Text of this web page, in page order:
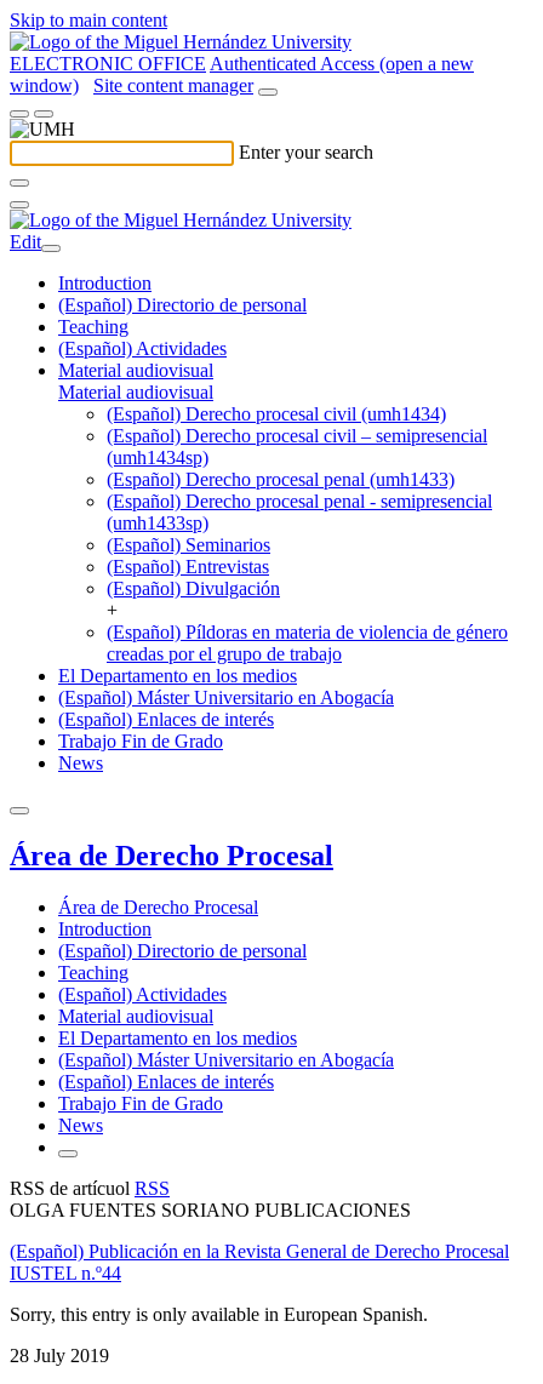
Skip to main content
ELECTRONIC OFFICE Authenticated Access (open a new
window)
Site content manager
Enter your search
Edit
Introduction
(Español) Directorio de personal
Teaching
(Español) Actividades
Material audiovisual
Material audiovisual
(Español) Derecho procesal civil (umh1434)
(Español) Derecho procesal civil – semipresencial
(umh1434sp)
(Español) Derecho procesal penal (umh1433)
(Español) Derecho procesal penal - semipresencial
(umh1433sp)
(Español) Seminarios
(Español) Entrevistas
(Español) Divulgación
+
(Español) Píldoras en materia de violencia de género
creadas por el grupo de trabajo
El Departamento en los medios
(Español) Máster Universitario en Abogacía
(Español) Enlaces de interés
Trabajo Fin de Grado
News
Área de Derecho Procesal
Área de Derecho Procesal
Introduction
(Español) Directorio de personal
Teaching
(Español) Actividades
Material audiovisual
El Departamento en los medios
(Español) Máster Universitario en Abogacía
(Español) Enlaces de interés
Trabajo Fin de Grado
News
RSS de artícuol RSS
OLGA FUENTES SORIANO PUBLICACIONES
(Español) Publicación en la Revista General de Derecho Procesal
IUSTEL n.º44
Sorry, this entry is only available in European Spanish.
28 July 2019